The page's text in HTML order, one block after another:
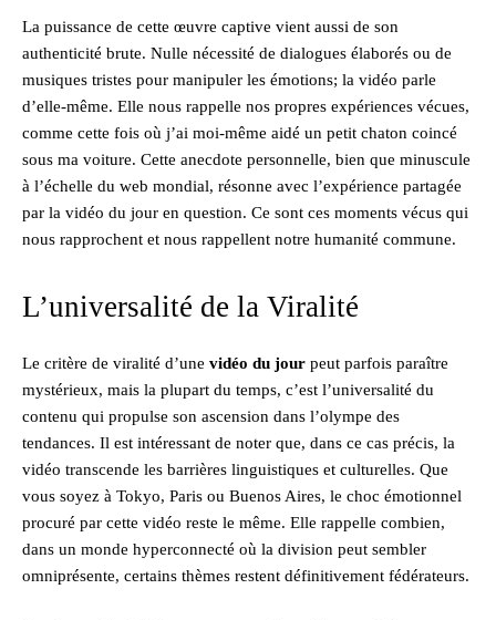
La puissance de cette œuvre captive vient aussi de son
authenticité brute. Nulle nécessité de dialogues élaborés ou de
musiques tristes pour manipuler les émotions; la vidéo parle
d’elle-même. Elle nous rappelle nos propres expériences vécues,
comme cette fois où j’ai moi-même aidé un petit chaton coincé
sous ma voiture. Cette anecdote personnelle, bien que minuscule
à l’échelle du web mondial, résonne avec l’expérience partagée
par la vidéo du jour en question. Ce sont ces moments vécus qui
nous rapprochent et nous rappellent notre humanité commune.
L’universalité de la Viralité
Le critère de viralité d’une vidéo du jour peut parfois paraître
mystérieux, mais la plupart du temps, c’est l’universalité du
contenu qui propulse son ascension dans l’olympe des
tendances. Il est intéressant de noter que, dans ce cas précis, la
vidéo transcende les barrières linguistiques et culturelles. Que
vous soyez à Tokyo, Paris ou Buenos Aires, le choc émotionnel
procuré par cette vidéo reste le même. Elle rappelle combien,
dans un monde hyperconnecté où la division peut sembler
omniprésente, certains thèmes restent définitivement fédérateurs.